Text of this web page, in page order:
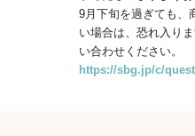
9月下旬を過ぎても、
い場合は、恐れ入り
い合わせください。
https://sbg.jp/c/